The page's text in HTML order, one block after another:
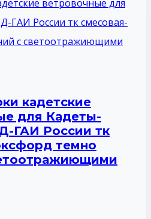
кадетские
для Кадеты-
ГАИ России тк
темно